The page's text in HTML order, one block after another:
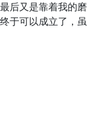
最后又是靠着我的
终于可以成立了，